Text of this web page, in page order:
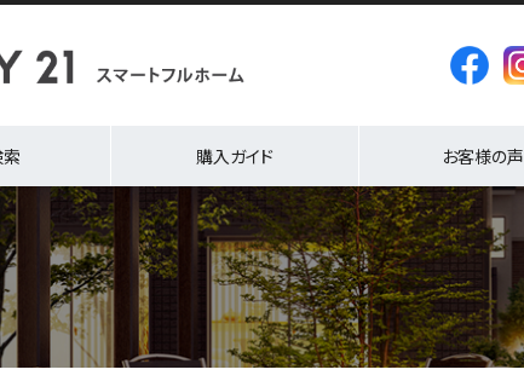
購入ガイド お客様の声